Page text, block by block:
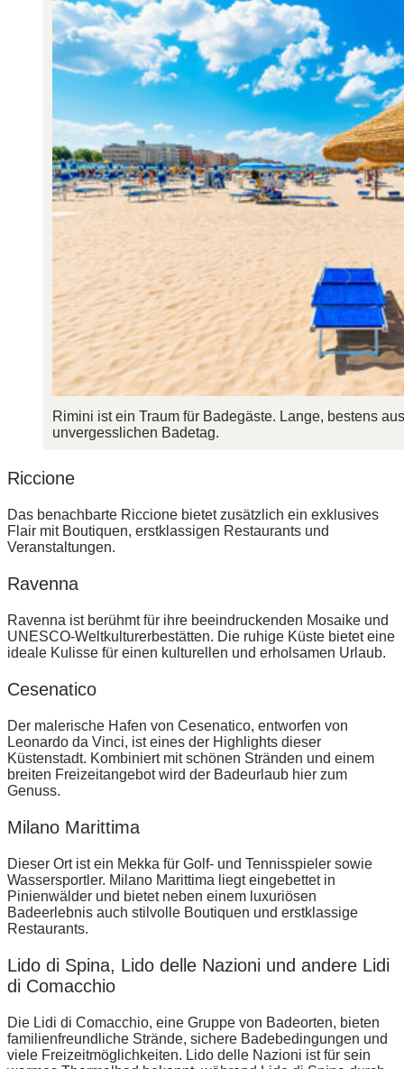
Rimini ist ein Traum für Badegäste. Lange, bestens
unvergesslichen Badetag.
Riccione
Das benachbarte Riccione bietet zusätzlich ein exklusives
Flair mit Boutiquen, erstklassigen Restaurants und
Veranstaltungen.
Ravenna
Ravenna ist berühmt für ihre beeindruckenden Mosaike und
UNESCO-Weltkulturerbestätten. Die ruhige Küste bietet eine
ideale Kulisse für einen kulturellen und erholsamen Urlaub.
Cesenatico
Der malerische Hafen von Cesenatico, entworfen von
Leonardo da Vinci, ist eines der Highlights dieser
Küstenstadt. Kombiniert mit schönen Stränden und einem
breiten Freizeitangebot wird der Badeurlaub hier zum
Genuss.
Milano Marittima
Dieser Ort ist ein Mekka für Golf- und Tennisspieler sowie
Wassersportler. Milano Marittima liegt eingebettet in
Pinienwälder und bietet neben einem luxuriösen
Badeerlebnis auch stilvolle Boutiquen und erstklassige
Restaurants.
Lido di Spina, Lido delle Nazioni und andere Lidi
di Comacchio
Die Lidi di Comacchio, eine Gruppe von Badeorten, bieten
familienfreundliche Strände, sichere Badebedingungen und
viele Freizeitmöglichkeiten. Lido delle Nazioni ist für sein